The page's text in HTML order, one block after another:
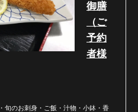
御膳
（ご
予約
者様
旬のお刺身・ご飯・汁物・小鉢・香